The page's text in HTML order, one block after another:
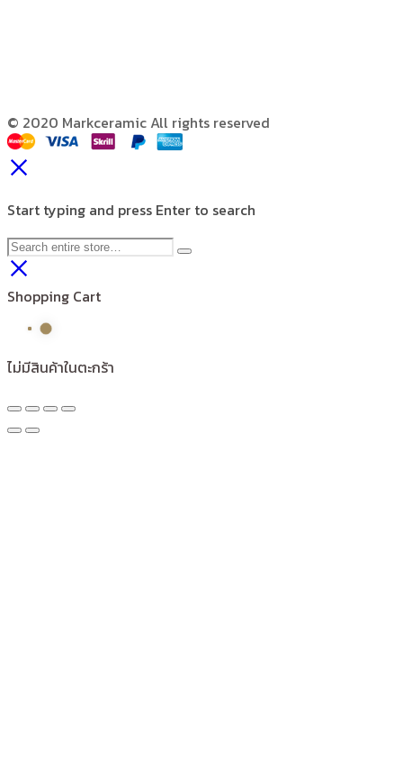
© 2020 Markceramic All rights reserved
Start typing and press Enter to search
Shopping Cart
ไม่มีสินค้าในตะกร้า